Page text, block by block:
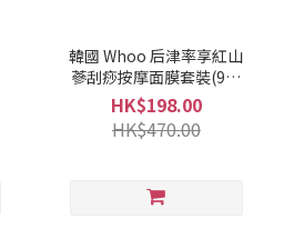
韓國 Whoo 后津率享紅山
蔘刮痧按摩面膜套裝(9月
上旬)
HK$198.00
HK$470.00